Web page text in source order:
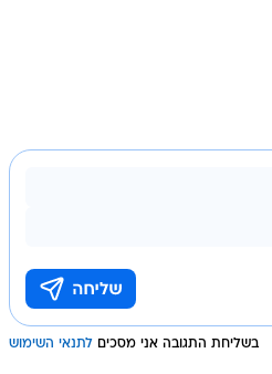
בשליחת התגובה אני מסכים לתנאי השימוש